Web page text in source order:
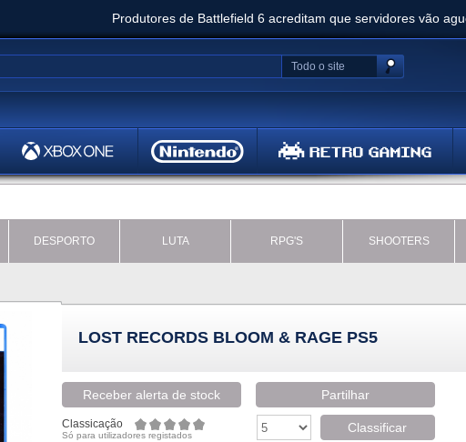
Produtores de Battlefield 6 acreditam que servidores vão
Clair Obscur: Expedition 33 já vendeu 5 milhões de cópias e vai
Metal Gear Solid Delta:
Bethesda anuncia
Todo o site
DESPORTO LUTA RPG'S SHOOTERS
LOST RECORDS BLOOM & RAGE PS5
Receber alerta de stock Partilhar
Classicação
Só para utilizadores registados
Classificar